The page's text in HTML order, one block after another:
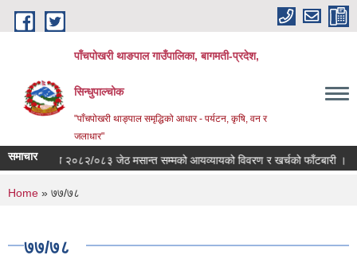
Skip to main content
पाँचपोखरी थाङपाल गाउँपालिका, बागमती-प्रदेश,
सिन्धुपाल्चोक
"पाँचपोखरी थाङ्पाल समृद्धिको आधार - पर्यटन, कृषि, वन र
जलाधार"
समाचार
आ.व २०८२/०८३ जेठ मसान्त सम्मको आयव्यायको विवरण र खर्चको फाँटबारी ।
You are here
Home » ७७/७८
७७/७८